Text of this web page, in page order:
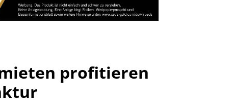
profitieren